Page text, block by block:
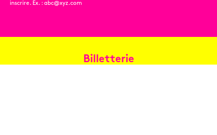
inscrire. Ex. : abc@xyz.com
Billetterie